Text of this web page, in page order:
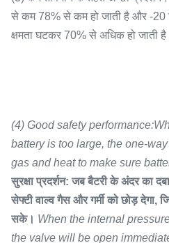
से कम 78% से कम हो जाती है और -20
क्षमता घटकर 70% से अधिक हो जाती
(4) Good safety
battery is too large, the one-
gas and heat to make sure
सुरक्षा प्रदर्शन: जब बैटरी के अंदर का
सेफ्टी वाल्व गैस और गर्मी को छोड़ देगा,
सके। When the internal
the valve will be open